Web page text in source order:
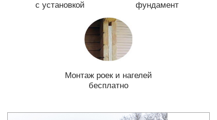
с установкой
фундамент
Монтаж роек и нагелей
бесплатно